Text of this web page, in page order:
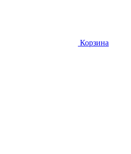
Корзина